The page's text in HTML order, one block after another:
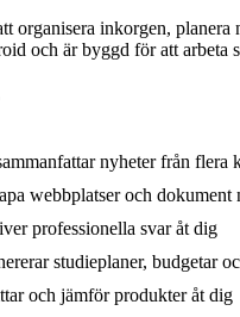
organisera inkorgen,
och är byggd för att arbeta
nyheter från flera
webbplatser och
professionella svar åt dig
studieplaner, budgetar
och jämför produkter åt dig